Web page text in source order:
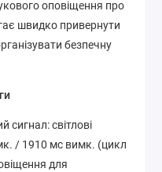
оповіщення про
швидко привернути
безпечну
сигнал: світлові
/ 1910 мс вимк. (цикл
для